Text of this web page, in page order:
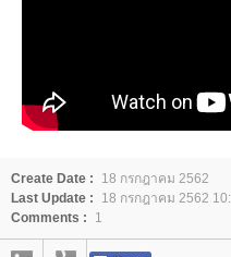
Create Date :
18 กรกฎาคม 2562
Last Update :
18 กรกฎาคม 2562
Comments :
1